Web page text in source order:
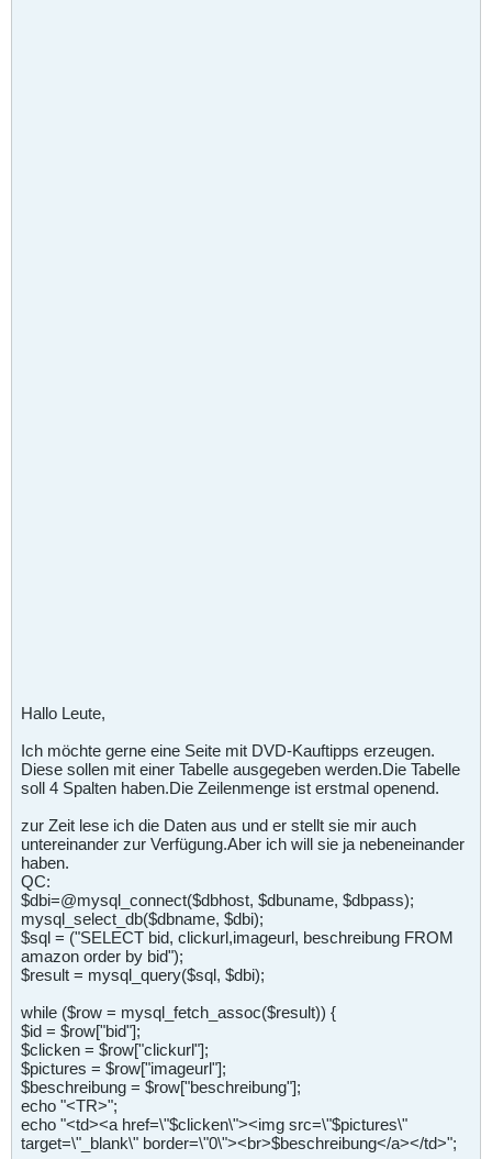
Hallo Leute,
Ich möchte gerne eine Seite mit DVD-Kauftipps erzeugen.
Diese sollen mit einer Tabelle ausgegeben werden.Die Tabelle
soll 4 Spalten haben.Die Zeilenmenge ist erstmal openend.
zur Zeit lese ich die Daten aus und er stellt sie mir auch
untereinander zur Verfügung.Aber ich will sie ja nebeneinander
haben.
QC:
$dbi=@mysql_connect($dbhost, $dbuname, $dbpass);
mysql_select_db($dbname, $dbi);
$sql = ("SELECT bid, clickurl,imageurl, beschreibung FROM
amazon order by bid");
$result = mysql_query($sql, $dbi);
while ($row = mysql_fetch_assoc($result)) {
$id = $row["bid"];
$clicken = $row["clickurl"];
$pictures = $row["imageurl"];
$beschreibung = $row["beschreibung"];
echo "<TR>";
echo "<td><a href=\"$clicken\"><img src=\"$pictures\"
target=\"_blank\" border=\"0\"><br>$beschreibung</a></td>";